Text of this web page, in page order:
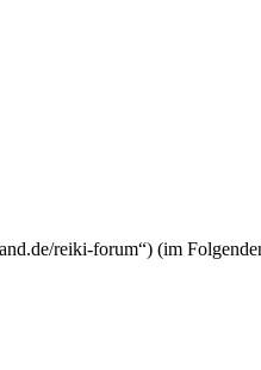
reiki-forum“) (im